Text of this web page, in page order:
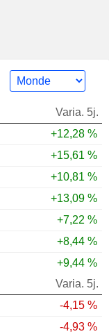
Varia. 5j.
+12,28 %
+15,61 %
+10,81 %
+13,09 %
+7,22 %
+8,44 %
+9,44 %
Varia. 5j.
-4,15 %
-4,93 %